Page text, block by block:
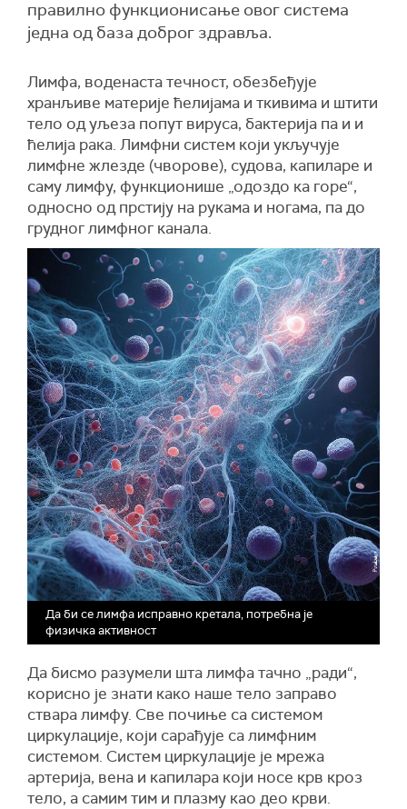
правилно функционисање овог система
једна од база доброг здравља.
Лимфа, воденаста течност, обезбеђује
хранљиве материје ћелијама и ткивима и штити
тело од уљеза попут вируса, бактерија па и и
ћелија рака. Лимфни систем који укључује
лимфне жлезде (чворове), судова, капиларе и
саму лимфу, функционише „одоздо ка горе“,
односно од прстију на рукама и ногама, па до
грудног лимфног канала.
Да би се лимфа исправно кретала, потребна је
физичка активност
Да бисмо разумели шта лимфа тачно „ради“,
корисно је знати како наше тело заправо
ствара лимфу. Све почиње са системом
циркулације, који сарађује са лимфним
системом. Систем циркулације је мрежа
артерија, вена и капилара који носе крв кроз
тело, а самим тим и плазму као део крви.